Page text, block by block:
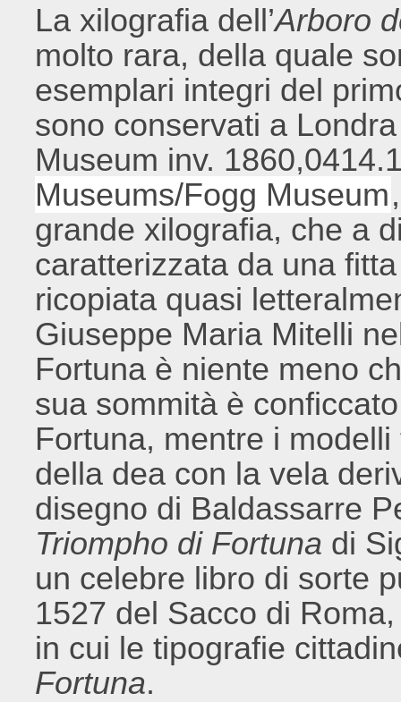
La xilografia dell’Arboro
molto rara, della quale
esemplari integri del
sono conservati a
Museum inv.
Museums/Fogg Museum
grande xilografia, che a
caratterizzata da una
ricopiata quasi
Giuseppe Maria Mitelli
Fortuna è niente meno
sua sommità è
Fortuna, mentre i
della dea con la vela
disegno di Baldassarre
Triompho di Fortuna di
un celebre libro di sorte
1527 del Sacco di
in cui le tipografie
Fortuna.